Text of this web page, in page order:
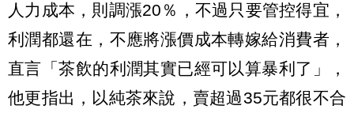
人力成本，則調漲20％，不過只要管控得宜，
利潤都還在，不應將漲價成本轉嫁給消費者，
直言「茶飲的利潤其實已經可以算暴利了」，
他更指出，以純茶來說，賣超過35元都很不合